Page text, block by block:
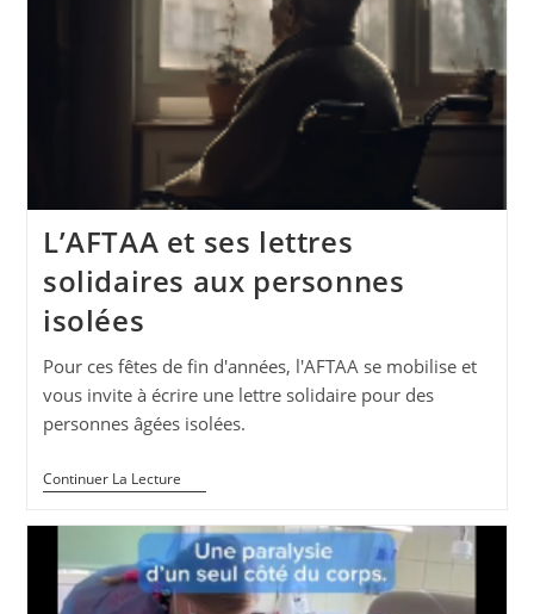
Mobilisent
Pour
La
Prévention
Du
Cancer
Du
Sein
L’AFTAA et ses lettres
solidaires aux personnes
isolées
Pour ces fêtes de fin d'années, l'AFTAA se mobilise et
vous invite à écrire une lettre solidaire pour des
personnes âgées isolées.
Continuer La LectureL’AFTAA
Et
Lettres
Solidaires
Aux
Personnes